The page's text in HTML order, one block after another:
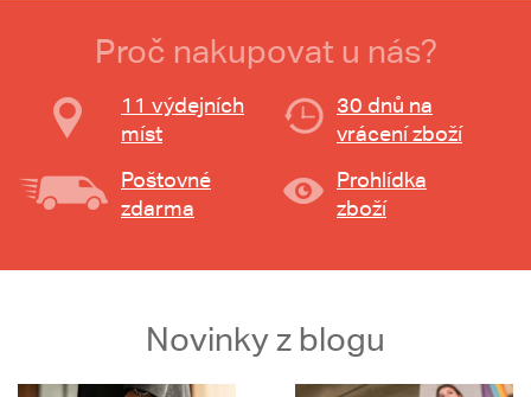
Proč nakupovat u nás?
11 výdejních
míst
30 dnů na
vrácení zboží
Poštovné
zdarma
Prohlídka
zboží
Novinky z blogu